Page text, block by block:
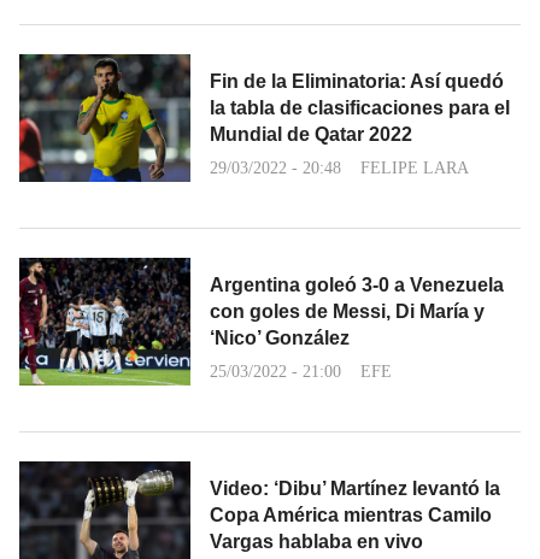
Fin de la Eliminatoria: Así quedó
la tabla de clasificaciones para el
Mundial de Qatar 2022
29/03/2022 - 20:48 FELIPE LARA
Argentina goleó 3-0 a Venezuela
con goles de Messi, Di María y
‘Nico’ González
25/03/2022 - 21:00 EFE
Video: ‘Dibu’ Martínez levantó la
Copa América mientras Camilo
Vargas hablaba en vivo